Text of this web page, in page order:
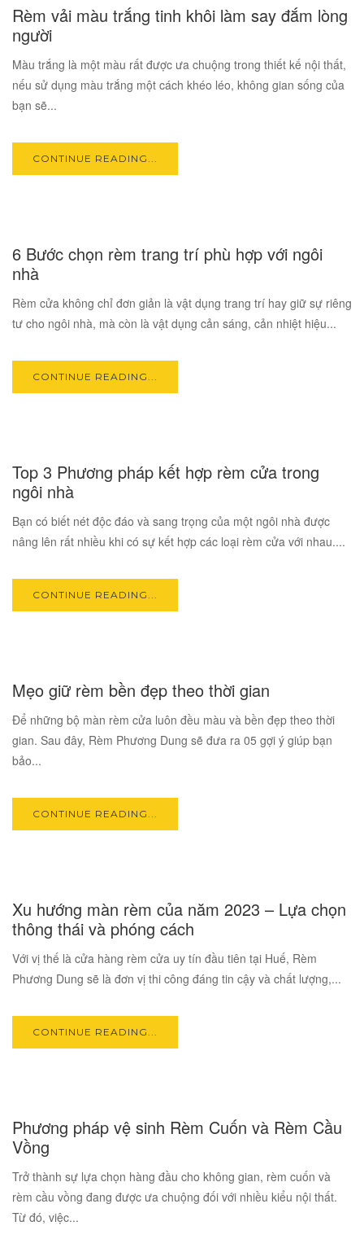
AUG
Rèm vải màu trắng tinh khôi làm say đắm lòng
người
Màu trắng là một màu rất được ưa chuộng trong thiết kế nội thất,
nếu sử dụng màu trắng một cách khéo léo, không gian sống của
bạn sẽ...
CONTINUE READING...
AUG
6 Bước chọn rèm trang trí phù hợp với ngôi
nhà
Rèm cửa không chỉ đơn giản là vật dụng trang trí hay giữ sự riêng
tư cho ngôi nhà, mà còn là vật dụng cản sáng, cản nhiệt hiệu...
CONTINUE READING...
AUG
Top 3 Phương pháp kết hợp rèm cửa trong
ngôi nhà
Bạn có biết nét độc đáo và sang trọng của một ngôi nhà được
nâng lên rất nhiều khi có sự kết hợp các loại rèm cửa với nhau....
CONTINUE READING...
AUG
Mẹo giữ rèm bền đẹp theo thời gian
Để những bộ màn rèm cửa luôn đều màu và bền đẹp theo thời
gian. Sau đây, Rèm Phương Dung sẽ đưa ra 05 gợi ý giúp bạn
bảo...
CONTINUE READING...
AUG
Xu hướng màn rèm của năm 2023 – Lựa chọn
thông thái và phóng cách
Với vị thế là cửa hàng rèm cửa uy tín đầu tiên tại Huế, Rèm
Phương Dung sẽ là đơn vị thi công đáng tin cậy và chất lượng,...
CONTINUE READING...
NOV
Phương pháp vệ sinh Rèm Cuốn và Rèm Cầu
Vồng
Trở thành sự lựa chọn hàng đầu cho không gian, rèm cuốn và
rèm cầu vồng đang được ưa chuộng đối với nhiều kiểu nội thất.
Từ đó, việc...